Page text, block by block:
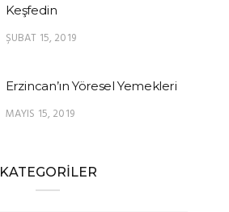
Keşfedin
ŞUBAT 15, 2019
Erzincan’ın Yöresel Yemekleri
MAYIS 15, 2019
KATEGORİLER